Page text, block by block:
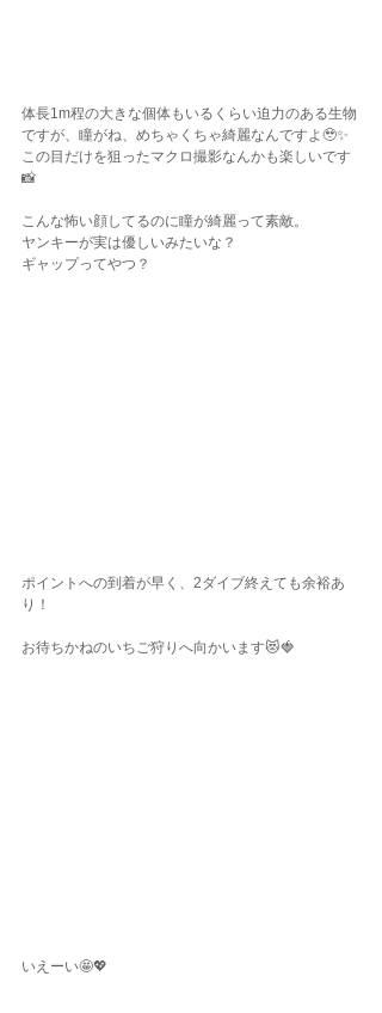
体長1m程の大きな個体もいるくらい迫力のある生物
ですが、瞳がね、めちゃくちゃ綺麗なんですよ🥹✨
この目だけを狙ったマクロ撮影なんかも楽しいです
📸
こんな怖い顔してるのに瞳が綺麗って素敵。
ヤンキーが実は優しいみたいな？
ギャップってやつ？
ポイントへの到着が早く、2ダイブ終えても余裕あ
り！
お待ちかねのいちご狩りへ向かいます😻🍓
いえーい🤩💖